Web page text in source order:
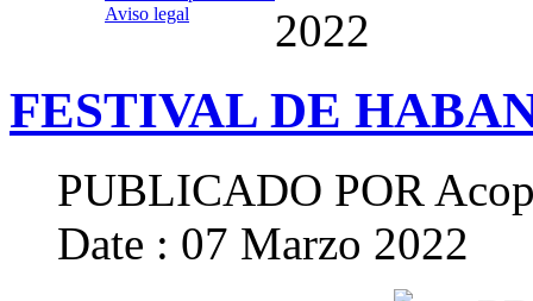
Aviso legal
2022
FESTIVAL DE
PUBLICADO POR
Date : 07 Marzo 2022